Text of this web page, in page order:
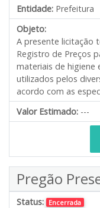
Entidade: Prefeitura
Objeto:
A presente licitação
Registro de Preços
materiais de higiene
utilizados pelos
acordo com as
Valor Estimado: ---
Pregão
Status: Encerrada